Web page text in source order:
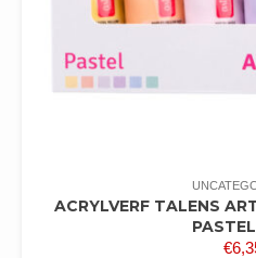
ACRYLVERF TALENS
€